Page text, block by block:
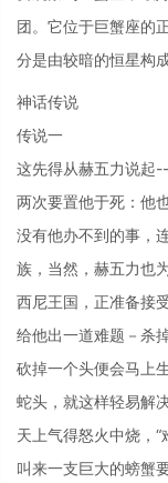
团。它位于巨蟹座的
分是由较暗的恒星构
神话传说
传说一
这先得从赫五力说起
两次要置他于死：他
没有他办不到的事，
族，当然，赫五力也
西尼王国，正准备接
给他出一道难题－杀
砍掉一个头便会马上
蛇头，就这样轻易解
天上气得怒火中烧，
叫来一支巨大的螃蟹